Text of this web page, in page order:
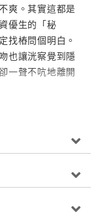
爽。其實這都是
優生的「秘
找樁問個明白。
也讓洸察覺到隱
一聲不吭地離開